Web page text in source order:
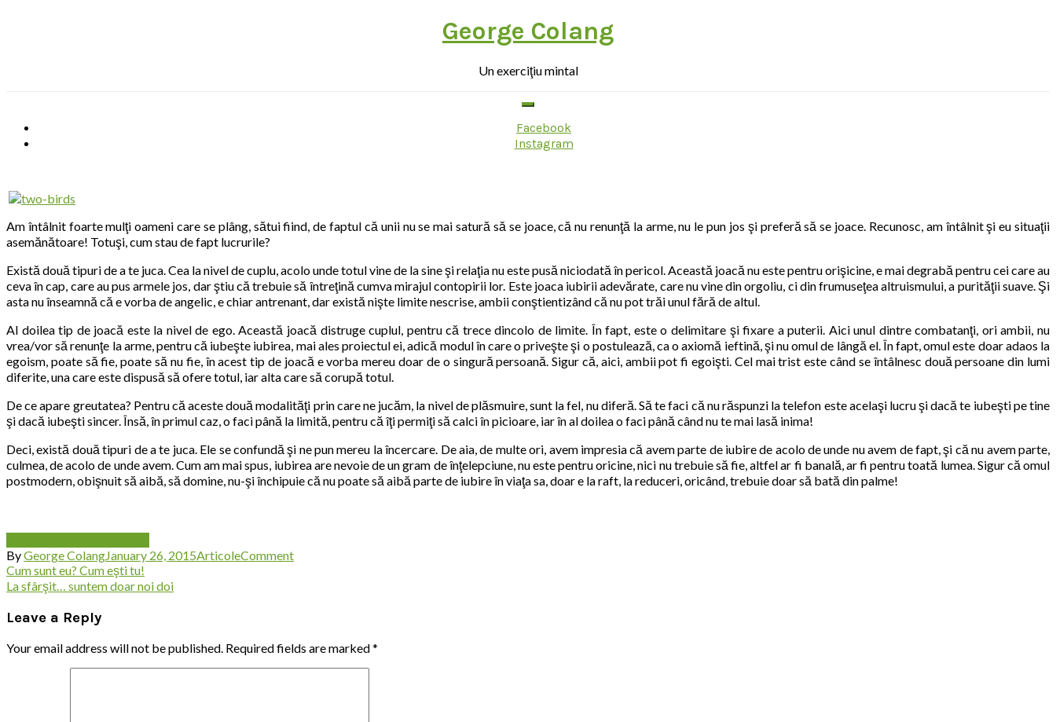
George Colang
Un exerciţiu mintal
Facebook
Instagram
Am întâlnit foarte mulţi oameni care se plâng, sătui fiind, de faptul că unii nu se mai satură să se joace, că nu renunţă la arme, nu le pun jos şi preferă să se joace. Recunosc, am întâlnit şi eu situaţii
asemănătoare! Totuşi, cum stau de fapt lucrurile?
Există două tipuri de a te juca. Cea la nivel de cuplu, acolo unde totul vine de la sine şi relaţia nu este pusă niciodată în pericol. Această joacă nu este pentru orişicine, e mai degrabă pentru cei care au
ceva în cap, care au pus armele jos, dar ştiu că trebuie să întreţină cumva mirajul contopirii lor. Este joaca iubirii adevărate, care nu vine din orgoliu, ci din frumuseţea altruismului, a purităţii suave. Şi
asta nu înseamnă că e vorba de angelic, e chiar antrenant, dar există nişte limite nescrise, ambii conştientizând că nu pot trăi unul fără de altul.
Al doilea tip de joacă este la nivel de ego. Această joacă distruge cuplul, pentru că trece dincolo de limite. În fapt, este o delimitare şi fixare a puterii. Aici unul dintre combatanţi, ori ambii, nu
vrea/vor să renunţe la arme, pentru că iubeşte iubirea, mai ales proiectul ei, adică modul în care o priveşte şi o postulează, ca o axiomă ieftină, şi nu omul de lângă el. În fapt, omul este doar adaos la
egoism, poate să fie, poate să nu fie, în acest tip de joacă e vorba mereu doar de o singură persoană. Sigur că, aici, ambii pot fi egoişti. Cel mai trist este când se întâlnesc două persoane din lumi
diferite, una care este dispusă să ofere totul, iar alta care să corupă totul.
De ce apare greutatea? Pentru că aceste două modalităţi prin care ne jucăm, la nivel de plăsmuire, sunt la fel, nu diferă. Să te faci că nu răspunzi la telefon este acelaşi lucru şi dacă te iubeşti pe tine
şi dacă iubeşti sincer. Însă, în primul caz, o faci până la limită, pentru că îţi permiţi să calci în picioare, iar în al doilea o faci până când nu te mai lasă inima!
Deci, există două tipuri de a te juca. Ele se confundă şi ne pun mereu la încercare. De aia, de multe ori, avem impresia că avem parte de iubire de acolo de unde nu avem de fapt, şi că nu avem parte,
culmea, de acolo de unde avem. Cum am mai spus, iubirea are nevoie de un gram de înţelepciune, nu este pentru oricine, nici nu trebuie să fie, altfel ar fi banală, ar fi pentru toată lumea. Sigur că omul
postmodern, obişnuit să aibă, să domine, nu-şi închipuie că nu poate să aibă parte de iubire în viaţa sa, doar e la raft, la reduceri, oricând, trebuie doar să bată din palme!
ByGeorge ColangJanuary 26, 2015ArticoleCommenton
relaţie?
Post
navigation
Cum sunt eu? Cum eşti tu!
La sfârşit… suntem doar noi doi
Leave a Reply
Your email address will not be published. Required fields are marked*